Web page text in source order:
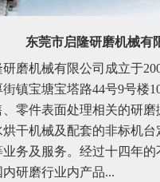
东莞市启隆研磨机械有
磨机械有限公司成立于
镇宝塘宝塔路44号9号楼
零件表面处理相关的研
干机械及配套的非标机
业务及服务。经过十四年
研磨行业内产品...